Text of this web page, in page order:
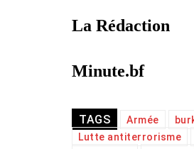
La Rédaction
Minute.bf
TAGS Armée
Lutte antiterrorisme